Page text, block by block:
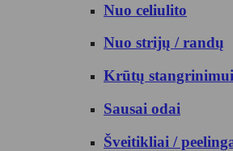
Nuo celiulito
Nuo strijų / randų
Krūtų stangrinimui
Sausai odai
Šveitikliai /